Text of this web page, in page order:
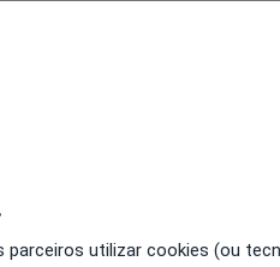
utilizar cookies (ou